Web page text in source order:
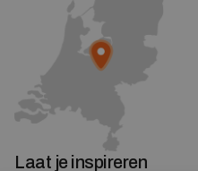
Laat je inspireren